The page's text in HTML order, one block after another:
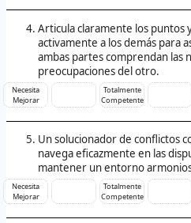
Articula claramente los puntos
activamente a los demás para
ambas partes comprendan las
preocupaciones del otro.
Necesita
Mejorar
Totalmente
Competente
Un solucionador de conflictos
navega eficazmente en las
mantener un entorno
Necesita
Mejorar
Totalmente
Competente